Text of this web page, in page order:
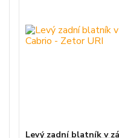
Levý zadní blatník v